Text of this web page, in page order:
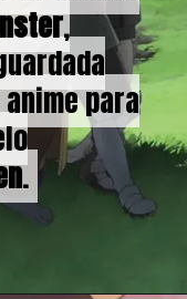
,
para
.
,
para
.